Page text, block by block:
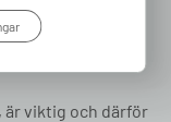
viktig och därför